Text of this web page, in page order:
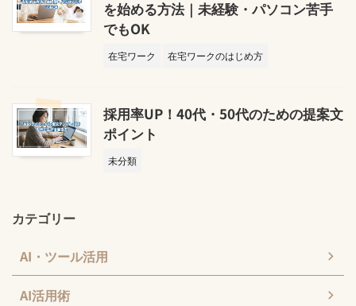
を始める方法｜未経験・パソコン苦手
でもOK
在宅ワーク 在宅ワークのはじめ方
採用率UP！40代・50代のための提案文
ポイント
未分類
カテゴリー
AI・ツール活用
AI活用術